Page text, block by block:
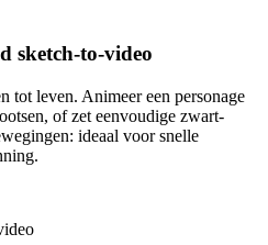
sketch-to-video
tot leven. Animeer een personage
of zet eenvoudige zwart-
ideaal voor snelle